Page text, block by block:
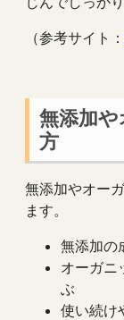
（参考サイト：
無添加
方
無添加やオー
ます。
無添加の
オーガニ
ぶ
使い続け